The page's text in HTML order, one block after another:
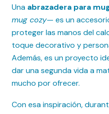
Una abrazadera para
mug cozy— es un
proteger las manos del
toque decorativo y
Además, es un proyecto
dar una segunda vida a
mucho por ofrecer.
Con esa inspiración,